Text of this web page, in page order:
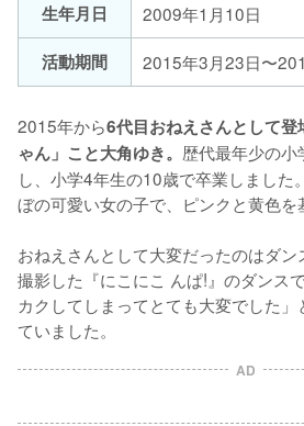
生年月日
2009年1月10日
活動期間
2015年3月23日〜
2015年から6代目おねえさんとして
ゃん」こと大角ゆき。 歴代最年少の
し、小学4年生の10歳で卒業しました
ぼの可愛い女の子で、ピンクと黄色を
おねえさんとして大変だったのはダ
撮影した『にこにこ んぱ!』のダンス
カクしてしまってとても大変でした
ていました。
AD